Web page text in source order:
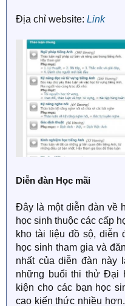
Địa chỉ website: Link
Diễn đàn Học mãi
Đây là một diễn đàn về
học sinh thuộc các cấp
kho tài liệu đồ sộ, diễn
học sinh tham gia và
nhất của diễn đàn này
những buổi thi thử Đại
kiện cho các bạn học
cao kiến thức nhiều